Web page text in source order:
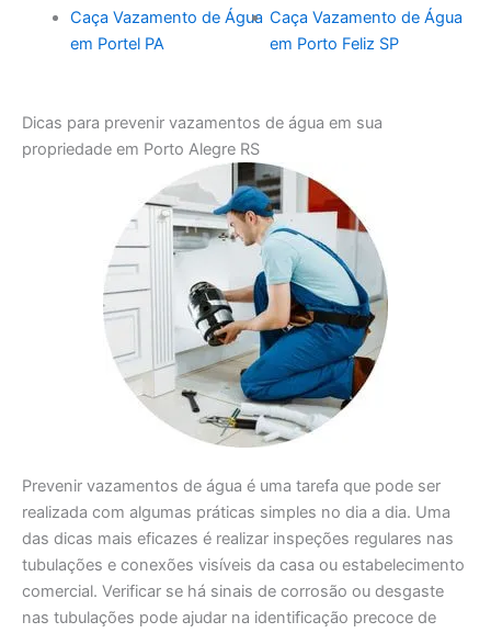
Caça Vazamento de Água
em Portel PA
Caça Vazamento de Água
em Porto Feliz SP
Dicas para prevenir vazamentos de água em sua
propriedade em Porto Alegre RS
Prevenir vazamentos de água é uma tarefa que pode ser
realizada com algumas práticas simples no dia a dia. Uma
das dicas mais eficazes é realizar inspeções regulares nas
tubulações e conexões visíveis da casa ou estabelecimento
comercial. Verificar se há sinais de corrosão ou desgaste
nas tubulações pode ajudar na identificação precoce de